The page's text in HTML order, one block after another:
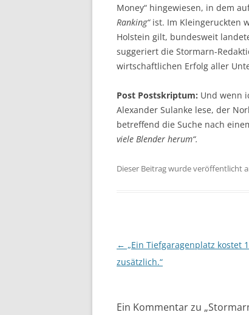
Money“ hingewiesen, in dem
Ranking“ist. Im Kleingeruckten
Holstein gilt, bundesweit
suggeriert die Stormarn-
wirtschaftlichen Erfolg aller
Post Postskriptum: Und wenn
Alexander Sulanke lese, der
betreffend die Suche nach
viele Blender herum“.
Dieser Beitrag wurde veröffentlicht
Beitragsnavigation
← „Ein Tiefgaragenplatz kostet
zusätzlich.“
Ein Kommentar zu „